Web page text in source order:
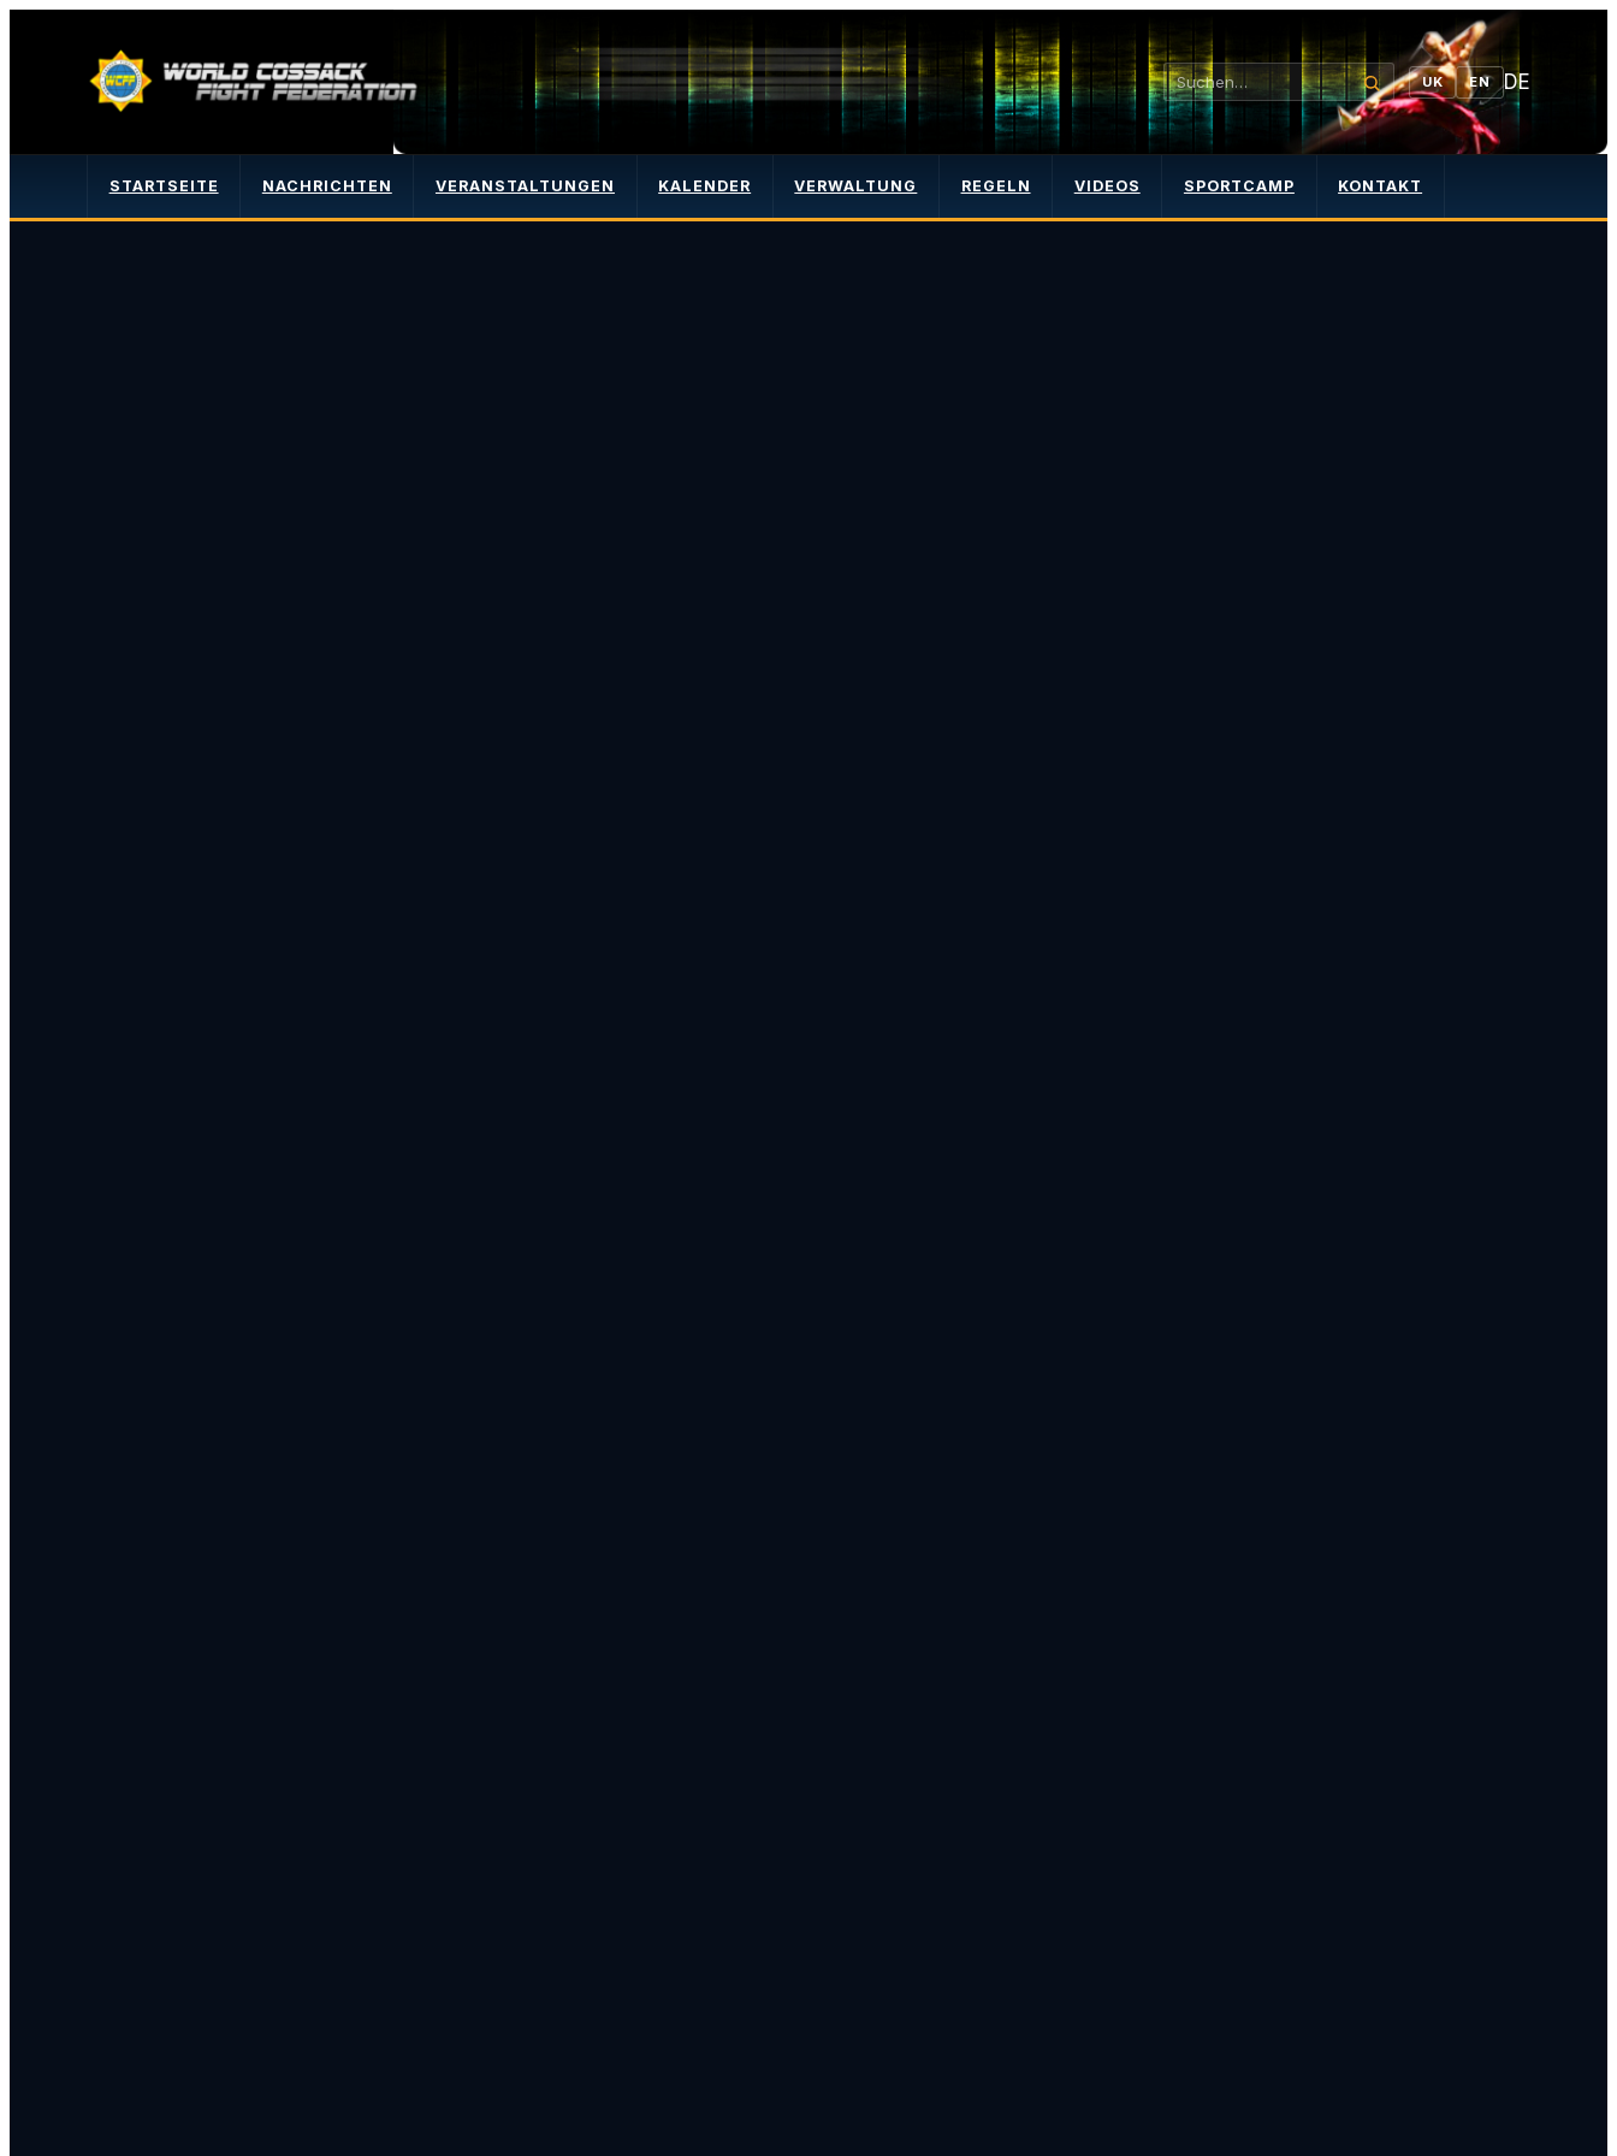
UK EN DE
STARTSEITE NACHRICHTEN VERANSTALTUNGEN KALENDER VERWALTUNG REGELN VIDEOS SPORTCAMP KONTAKT